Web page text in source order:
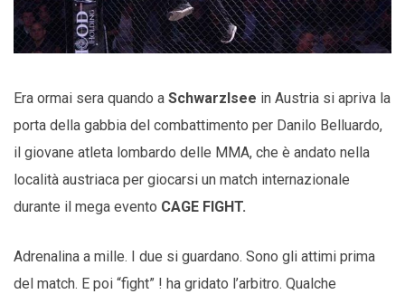
Era ormai sera quando a Schwarzlsee in Austria si apriva la
porta della gabbia del combattimento per Danilo Belluardo,
il giovane atleta lombardo delle MMA, che è andato nella
località austriaca per giocarsi un match internazionale
durante il mega evento CAGE FIGHT.
Adrenalina a mille. I due si guardano. Sono gli attimi prima
del match. E poi “fight” ! ha gridato l’arbitro. Qualche